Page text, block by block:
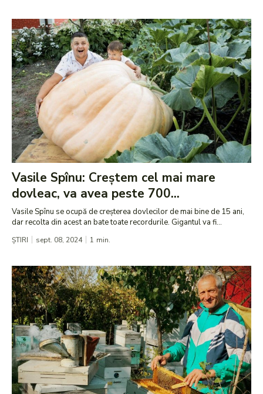
Vasile Spînu: Creștem cel mai mare
dovleac, va avea peste 700...
Vasile Spînu se ocupă de creșterea dovlecilor de mai bine de 15 ani,
dar recolta din acest an bate toate recordurile. Gigantul va fi...
ȘTIRI sept. 08, 2024 1 min.